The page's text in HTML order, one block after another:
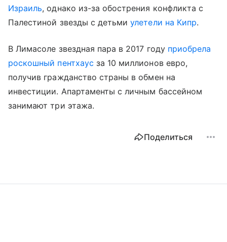
Израиль, однако из-за обострения конфликта с
Палестиной звезды с детьмиулетели на Кипр.
В Лимасоле звездная пара в 2017 году приобрела
роскошный пентхаус за 10 миллионов евро,
получив гражданство страны в обмен на
инвестиции. Апартаменты с личным бассейном
занимают три этажа.
Поделиться